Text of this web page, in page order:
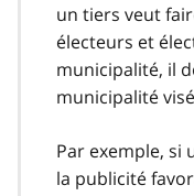
un tiers veut
électeurs et
municipalité, il
municipalité
Par exemple, si
la publicité